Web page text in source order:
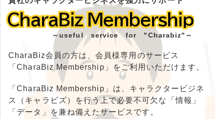
CharaBiz Membership
CharaBiz Membership
～useful service for "Charabiz"～
CharaBiz会員の方は、会員様専用のサービス
「CharaBiz Membership」をご利用いただけます。
「CharaBiz Membership」は、キャラクタービジネ
ス（キャラビズ）を行う上で必要不可欠な「情報」
「データ」を兼ね備えたサービスです。